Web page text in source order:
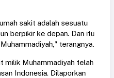
sakit adalah sesuatu
berpikir ke depan. Dan itu
terangnya.
milik Muhammadiyah telah
Indonesia. Dilaporkan